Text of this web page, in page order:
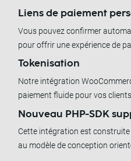
Liens de paiement
Vous pouvez confirmer
pour offrir une expérience de
Tokenisation
Notre intégration
paiement fluide pour vos
Nouveau PHP-SDK
Cette intégration est
au modèle de conception